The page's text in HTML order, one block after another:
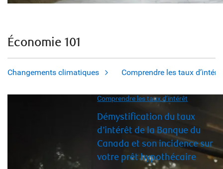
Économie 101
Changements climatiques Comprendre les taux d’intérêt
Comprendre les taux d’intérêt
Démystification du taux
d’intérêt de la Banque du
Canada et son incidence sur
votre prêt hypothécaire